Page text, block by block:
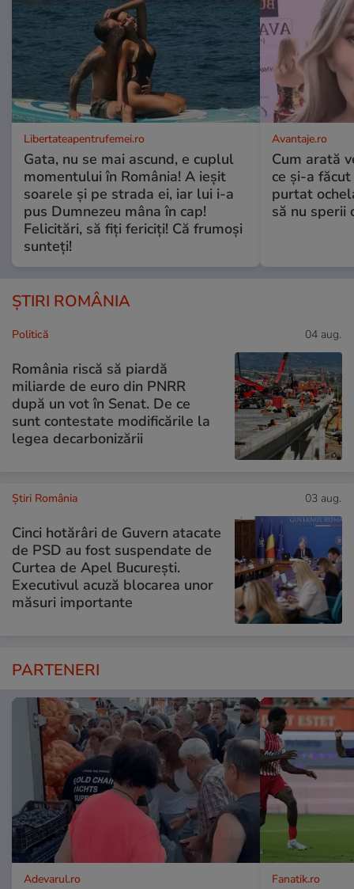
Libertateapentrufemei.ro
Gata, nu se mai ascund, e cuplul
momentului în România! A ieșit
soarele și pe strada ei, iar lui i-a
pus Dumnezeu mâna în cap!
Felicitări, să fiți fericiți! Că frumoși
sunteți!
Avantaje.ro
Cum arată
ce și-a
purtat
să nu sperii
ȘTIRI ROMÂNIA
Politică 04 aug.
România riscă să piardă
miliarde de euro din PNRR
după un vot în Senat. De ce
sunt contestate modificările la
legea decarbonizării
Știri România 03 aug.
Cinci hotărâri de Guvern atacate
de PSD au fost suspendate de
Curtea de Apel București.
Executivul acuză blocarea unor
măsuri importante
PARTENERI
Adevarul.ro Fanatik.ro